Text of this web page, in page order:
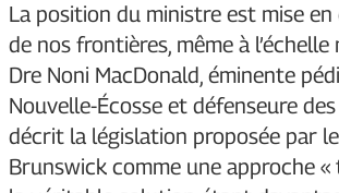
La position du ministre est mise
de nos frontières, même à l’échelle
Dre Noni MacDonald, éminente
Nouvelle-Écosse et défenseure
décrit la législation proposée par
Brunswick comme une approche «